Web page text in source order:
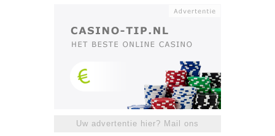
Uw advertentie hier? Mail ons